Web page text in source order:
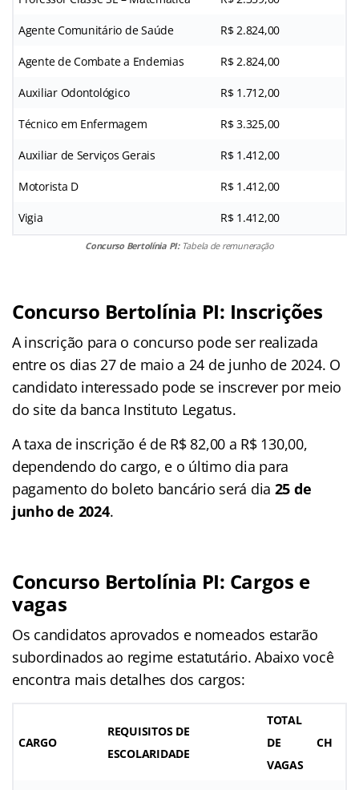
Agente Comunitário de Saúde R$ 2.824,00
Agente de Combate a Endemias R$ 2.824,00
Auxiliar Odontológico R$ 1.712,00
Técnico em Enfermagem R$ 3.325,00
Auxiliar de Serviços Gerais R$ 1.412,00
Motorista D R$ 1.412,00
Vigia R$ 1.412,00
Concurso Bertolínia PI:Tabela de remuneração
Concurso Bertolínia PI: Inscrições
A inscrição para o concurso pode ser realizada
entre os dias 27 de maio a 24 de junho de 2024. O
candidato interessado pode se inscrever por meio
do site da banca Instituto Legatus.
A taxa de inscrição é de R$ 82,00 a R$ 130,00,
dependendo do cargo, e o último dia para
pagamento do boleto bancário será dia 25 de
junho de 2024.
Concurso Bertolínia PI: Cargos e
vagas
Os candidatos aprovados e nomeados estarão
subordinados ao regime estatutário. Abaixo você
encontra mais detalhes dos cargos:
CARGO
REQUISITOS DE
ESCOLARIDADE
TOTAL
DE
VAGAS
CH